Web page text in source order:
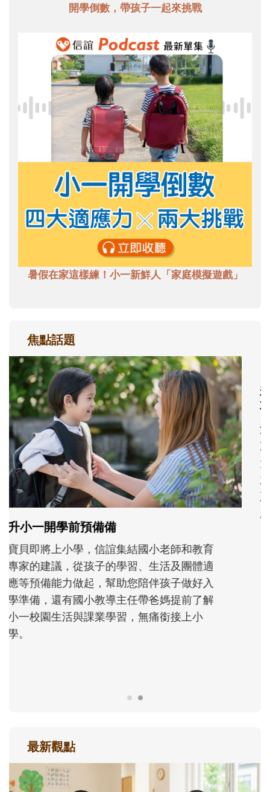
開學倒數，帶孩子一起來挑戰
暑假在家這樣練！小一新鮮人「家庭模擬遊戲」
焦點話題
和孩子一起長大的那個男人│讀懂父親的
不同模樣
沒有人天生就擅長當爸爸！男人總是在一次
次「前所未有」的體驗中，跟著孩子一起長
大。從給予安全感的肢體遊戲，到獨立自
主、角色認同及解決問題的能力養成。爸爸
最新觀點